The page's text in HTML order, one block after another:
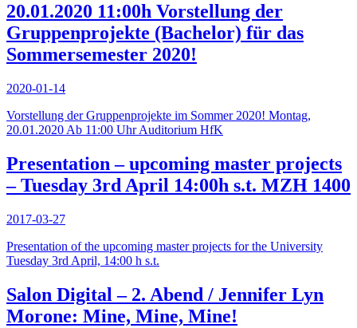
20.01.2020 11:00h Vorstellung der
Gruppenprojekte (Bachelor) für das
Sommersemester 2020!
2020-01-14
Vorstellung der Gruppenprojekte im Sommer 2020! Montag,
20.01.2020 Ab 11:00 Uhr Auditorium HfK
Presentation – upcoming master projects
– Tuesday 3rd April 14:00h s.t. MZH 1400
2017-03-27
Pre­sen­ta­tion of the up­com­ing mas­ter pro­jects for the Uni­ver­sity
Tuesday 3rd April, 14:00 h s.t.
Salon Digital – 2. Abend / Jennifer Lyn
Morone: Mine, Mine, Mine!